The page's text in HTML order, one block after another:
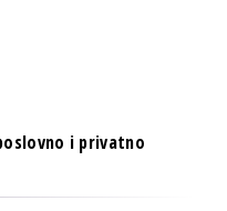
i privatno